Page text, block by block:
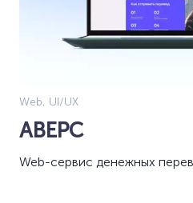
Web, UI/UX
АВЕРС
Web-сервис денежных